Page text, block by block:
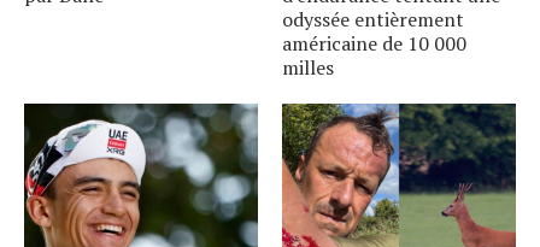
odyssée entièrement
américaine de 10 000
milles